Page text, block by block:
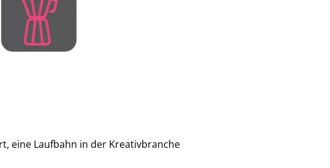
eine Laufbahn in der Kreativbranche